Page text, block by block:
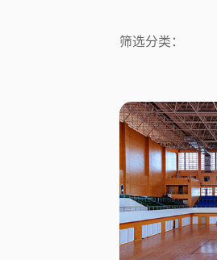
筛选分类：